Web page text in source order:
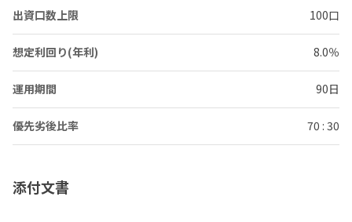
出資口数上限 100口
想定利回り(年利) 8.0％
運用期間 90日
優先劣後比率 70 : 30
添付文書